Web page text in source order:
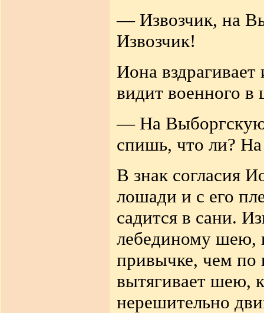
— Извозчик, на
Извозчик!
Иона
видит военного
— На
спишь, что ли?
В знак согласия
лошади и с его
садится в сани.
лебединому шею,
привычке, чем
вытягивает шею,
нерешительно